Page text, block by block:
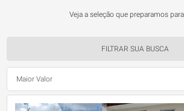
Veja a seleção que preparamos
FILTRAR SUA BUSCA
Maior Valor